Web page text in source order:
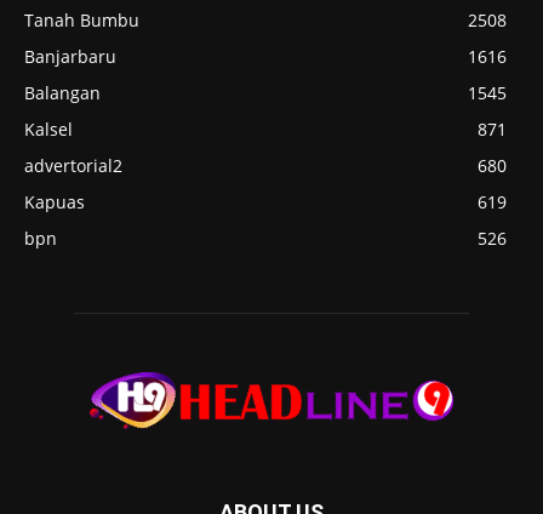
Tanah Bumbu
2508
Banjarbaru
1616
Balangan
1545
Kalsel
871
advertorial2
680
Kapuas
619
bpn
526